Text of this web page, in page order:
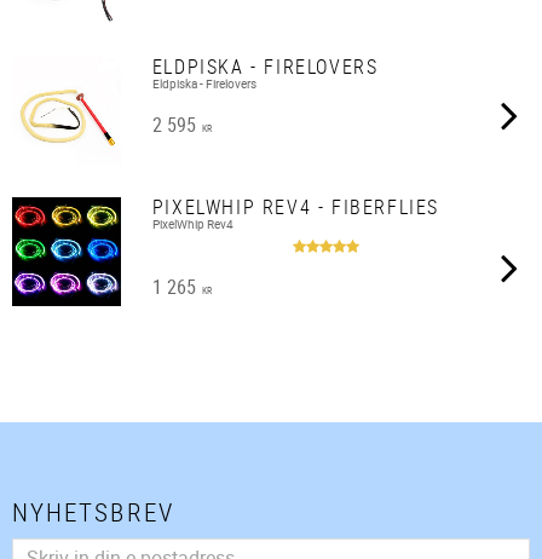
ELDPISKA - FIRELOVERS
Eldpiska - Firelovers
2 595 KR
PIXELWHIP REV4 - FIBERFLIES
PixelWhip Rev4
1 265 KR
NYHETSBREV